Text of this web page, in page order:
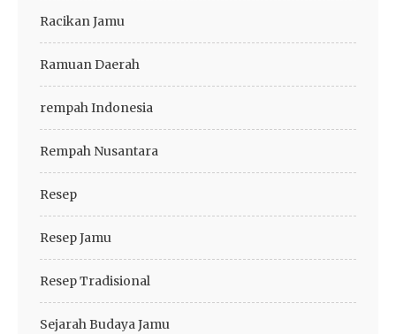
Racikan Jamu
Ramuan Daerah
rempah Indonesia
Rempah Nusantara
Resep
Resep Jamu
Resep Tradisional
Sejarah Budaya Jamu